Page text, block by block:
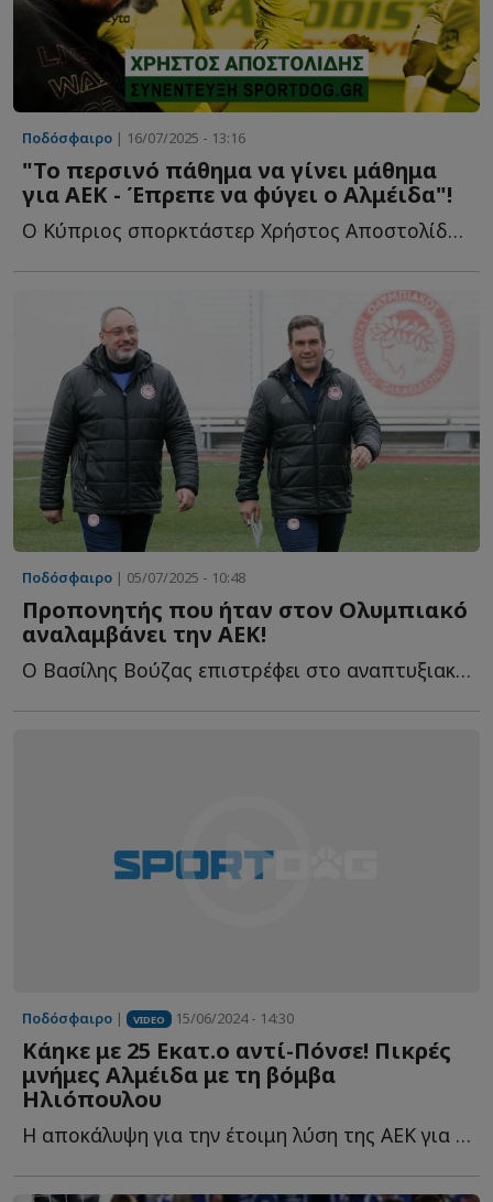
Ποδόσφαιρο | 16/07/2025 - 13:16
"Το περσινό πάθημα να γίνει μάθημα
για ΑΕΚ - Έπρεπε να φύγει ο Αλμέιδα"!
Ο Κύπριος σπορκτάστερ Χρήστος Αποστολίδης στο Sportdog γ...
Ποδόσφαιρο | 05/07/2025 - 10:48
Προπονητής που ήταν στον Ολυμπιακό
αναλαμβάνει την ΑΕΚ!
Ο Βασίλης Βούζας επιστρέφει στο αναπτυξιακό ποδόσφαιρο τ...
Ποδόσφαιρο | VIDEO 15/06/2024 - 14:30
Κάηκε με 25 Εκατ.ο αντί-Πόνσε! Πικρές
μνήμες Αλμέιδα με τη βόμβα
Ηλιόπουλου
Η αποκάλυψη για την έτοιμη λύση της ΑΕΚ για τον αντικαταστάτη τ...